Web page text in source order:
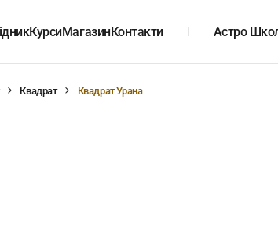
КурсиМагазинКонтакти Астро
Квадрат Квадрат Урана